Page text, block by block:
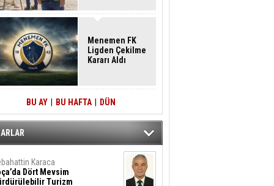
Menemen FK
Ligden Çekilme
Kararı Aldı
BU AY BU HAFTA DÜN
Karaca
Dört Mevsim
Turizm